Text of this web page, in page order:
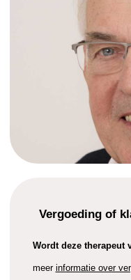
Vergoeding of
Wordt deze therapeut
meer informatie over